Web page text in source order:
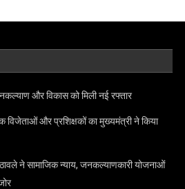
और विकास को मिली नई रफ्तार
और प्रशिक्षकों का मुख्यमंत्री ने किया
ने सामाजिक न्याय, जनकल्याणकारी योजनाओं